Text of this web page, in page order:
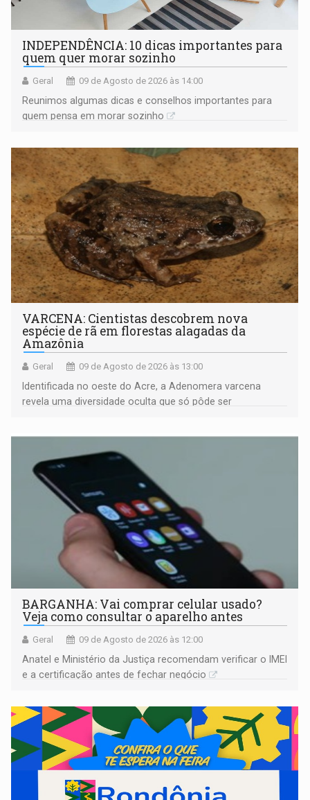
INDEPENDÊNCIA: 10 dicas importantes para
quem quer morar sozinho
Geral 09 de Agosto de 2026 às 14:00
Reunimos algumas dicas e conselhos importantes para
quem pensa em morar sozinho
VARCENA: Cientistas descobrem nova
espécie de rã em florestas alagadas da
Amazônia
Geral 09 de Agosto de 2026 às 13:00
Identificada no oeste do Acre, a Adenomera varcena
revela uma diversidade oculta que só pôde ser
BARGANHA: Vai comprar celular usado?
Veja como consultar o aparelho antes
Geral 09 de Agosto de 2026 às 12:00
Anatel e Ministério da Justiça recomendam verificar o IMEI
e a certificação antes de fechar negócio